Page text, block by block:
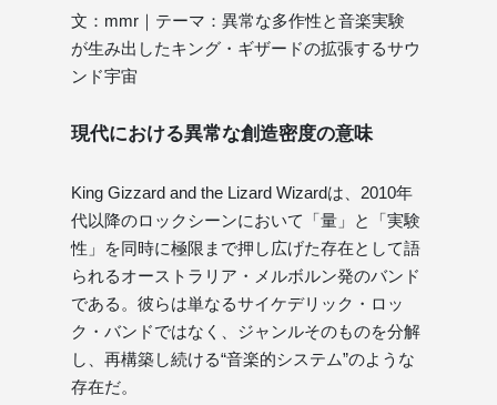
文：mmr｜テーマ：異常な多作性と音楽実験
が生み出したキング・ギザードの拡張するサウ
ンド宇宙
現代における異常な創造密度の意味
King Gizzard and the Lizard Wizardは、2010年
代以降のロックシーンにおいて「量」と「実験
性」を同時に極限まで押し広げた存在として語
られるオーストラリア・メルボルン発のバンド
である。彼らは単なるサイケデリック・ロッ
ク・バンドではなく、ジャンルそのものを分解
し、再構築し続ける“音楽的システム”のような
存在だ。